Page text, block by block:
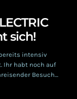
sich!
intensiv
Ihr habt noch auf
Besuch
bei Wind
neues dunkel-